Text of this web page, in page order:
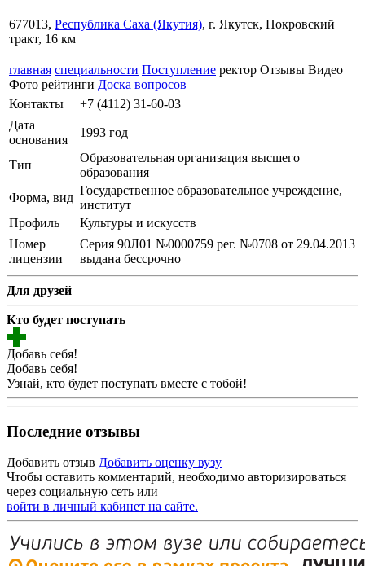
677013, Республика Саха (Якутия), г. Якутск, Покровский
тракт, 16 км
главная специальности Поступление ректор Отзывы Видео
Фото рейтинги Доска вопросов
Контакты
+7 (4112) 31-60-03
Дата
основания
1993 год
Тип
Образовательная организация высшего
образования
Форма, вид
Государственное образовательное учреждение,
институт
Профиль
Культуры и искусств
Номер
лицензии
Серия 90Л01 №0000759 рег. №0708 от 29.04.2013
выдана бессрочно
Для друзей
Кто будет поступать
Добавь себя!
Добавь себя!
Узнай, кто будет поступать вместе с тобой!
Последние отзывы
Добавить отзыв Добавить оценку вузу
Чтобы оставить комментарий, необходимо авторизироваться
через социальную сеть или
войти в личный кабинет на сайте.